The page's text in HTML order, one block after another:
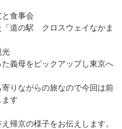
食事会
道の駅 クロスウェイなかま
光
義母をピックアップし東京へ
りながらの旅なので今回は前
す
帰京の様子をお伝えします。